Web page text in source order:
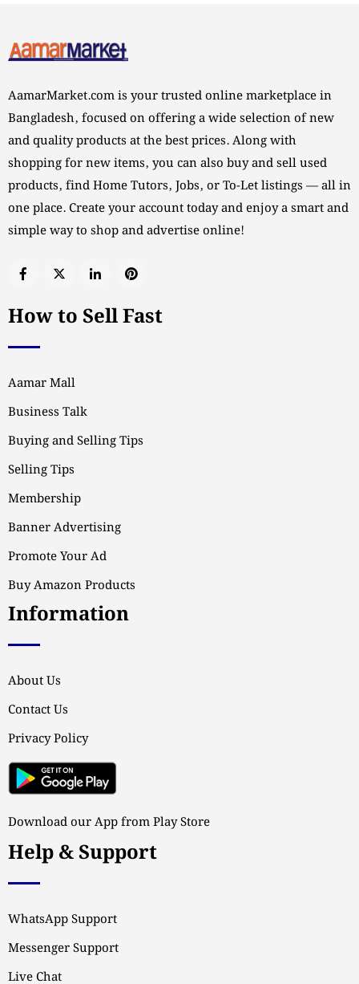
AamarMarket.com is your trusted online marketplace in
Bangladesh, focused on offering a wide selection of new
and quality products at the best prices. Along with
shopping for new items, you can also buy and sell used
products, find Home Tutors, Jobs, or To-Let listings — all in
one place. Create your account today and enjoy a smart and
simple way to shop and advertise online!
How to Sell Fast
Aamar Mall
Business Talk
Buying and Selling Tips
Selling Tips
Membership
Banner Advertising
Promote Your Ad
Buy Amazon Products
Information
About Us
Contact Us
Privacy Policy
Download our App from Play Store
Help & Support
WhatsApp Support
Messenger Support
Live Chat